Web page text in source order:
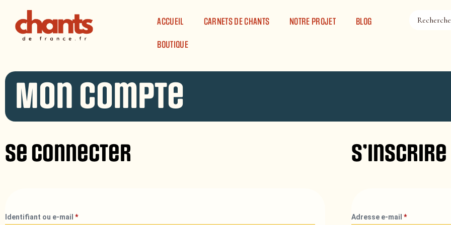
ACCUEIL
CARNETS DE CHANTS NOTRE PROJET BLOG
BOUTIQUE
Mon compte
Se connecter
Identifiant ou e-mail *
S’inscrire
Adresse e-mail*